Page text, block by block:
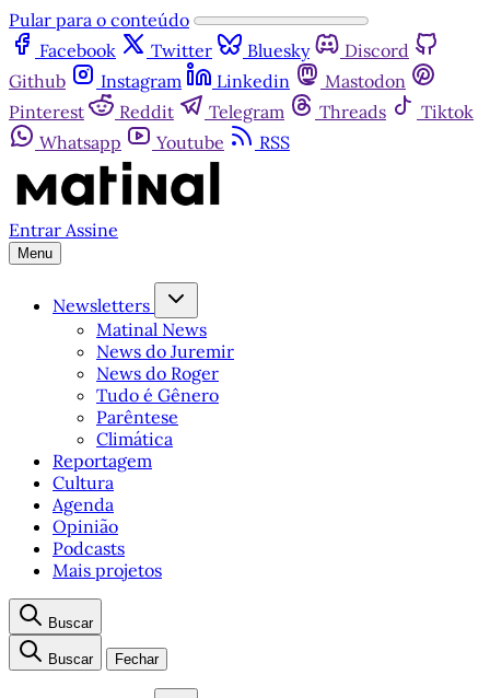
Pular para o conteúdo
Facebook
Twitter Bluesky
Discord
Github
Instagram Linkedin
Mastodon
Pinterest
Reddit Telegram Threads
Tiktok
Whatsapp
Youtube RSS
Entrar Assine
Menu
Newsletters
Matinal News
News do Juremir
News do Roger
Tudo é Gênero
Parêntese
Climática
Reportagem
Cultura
Agenda
Opinião
Podcasts
Mais projetos
Buscar
Buscar Fechar